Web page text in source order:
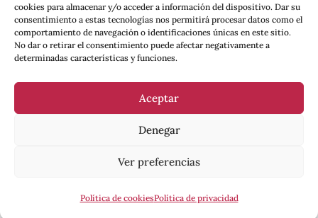
cookies para almacenar y/o acceder a información del dispositivo. Dar su
consentimiento a estas tecnologías nos permitirá procesar datos como el
comportamiento de navegación o identificaciones únicas en este sitio.
No dar o retirar el consentimiento puede afectar negativamente a
determinadas características y funciones.
Aceptar
Denegar
Ver preferencias
Política de cookiesPolítica de privacidad